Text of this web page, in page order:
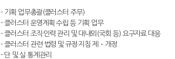
- 기획 업무총괄(클러스터 주무)
- 클러스터 운영계획 수립 등 기획 업무
- 클러스터 조직·인력 관리 및 대내외(국회 등) 요구자료 대응
- 클러스터 관련 법령 및 규정·지침 제・개정
- 단 및 실 통계관리